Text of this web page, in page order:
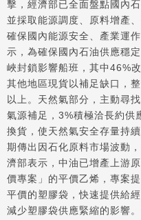
擊，經濟部已全面盤點國內
並採取能源調度、原料增產
確保國內能源安全、產業運
示，為確保國內石油供應穩
峽封鎖影響船班，其中46%
其他地區現貨以補足缺口，
以上。天然氣部分，主動尋
氣源補足，3%積極洽長約供
換貨，使天然氣安全存量持
期傳出因石化原料市場波動
濟部表示，中油已增產上游
價專案」的平價乙烯，專案
平價的塑膠袋，快速提供給
減少塑膠袋供應緊縮的影響